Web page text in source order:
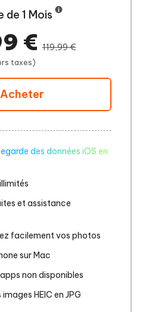
de 1 Mois
€119,99 €
taxes)
Acheter
des données iOS en
et assistance
facilement vos photos
sur Mac
non disponibles
HEIC en JPG